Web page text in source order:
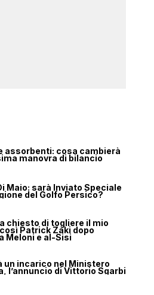
assorbenti: cosa cambierà
manovra di bilancio
Maio: sarà Inviato Speciale
del Golfo Persico?
chiesto di togliere il mio
Patrick Zaki dopo
Meloni e al-Sisi
un incarico nel Ministero
l’annuncio di Vittorio Sgarbi